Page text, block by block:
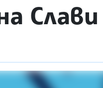
Слави